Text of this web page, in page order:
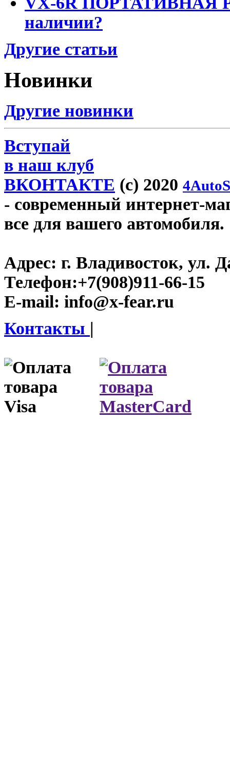
наличии?
Другие статьи
Новинки
Другие новинки
Вступай
в наш клуб
ВКОНТАКТЕ (c) 2020
- современный интернет-
все для вашего автомобиля.
Адрес: г. Владивосток, ул.
Телефон:+7(908)911-66-15
E-mail: info@x-fear.ru
Контакты |